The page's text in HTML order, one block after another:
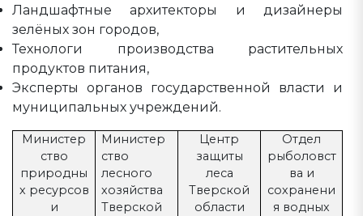
Ландшафтные архитекторы и дизайнеры
зелёных зон городов,
Технологи производства растительных
продуктов питания,
Эксперты органов государственной власти и
муниципальных учреждений.
Министер
ство
природны
х ресурсов
и
Министер
ство
лесного
хозяйства
Тверской
Центр
защиты
леса
Тверской
области
Отдел
рыболовст
ва и
сохранени
я водных